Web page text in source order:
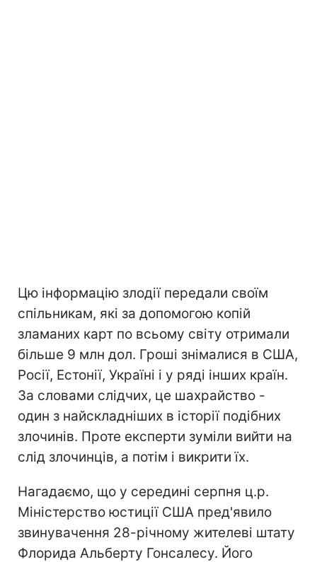
Цю інформацію злодії передали своїм
спільникам, які за допомогою копій
зламаних карт по всьому світу отримали
більше 9 млн дол. Гроші знімалися в США,
Росії, Естонії, Україні і у ряді інших країн.
За словами слідчих, це шахрайство -
один з найскладніших в історії подібних
злочинів. Проте експерти зуміли вийти на
слід злочинців, а потім і викрити їх.
Нагадаємо, що у середині серпня ц.р.
Міністерство юстиції США пред'явило
звинувачення 28-річному жителеві штату
Флорида Альберту Гонсалесу. Його